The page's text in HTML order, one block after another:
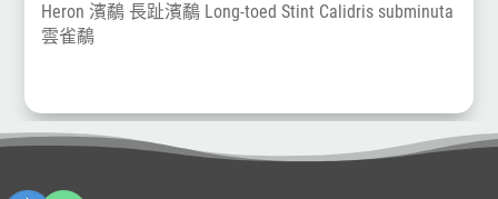
Heron 濱鷸 長趾濱鷸 Long-toed Stint Calidris subminuta
雲雀鷸